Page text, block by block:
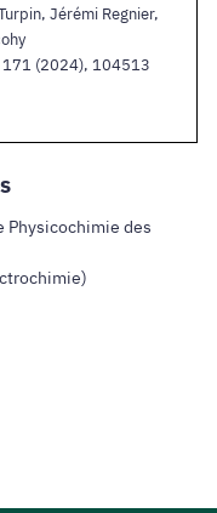
Jérémi Regnier,
171 (2024), 104513
Physicochimie des